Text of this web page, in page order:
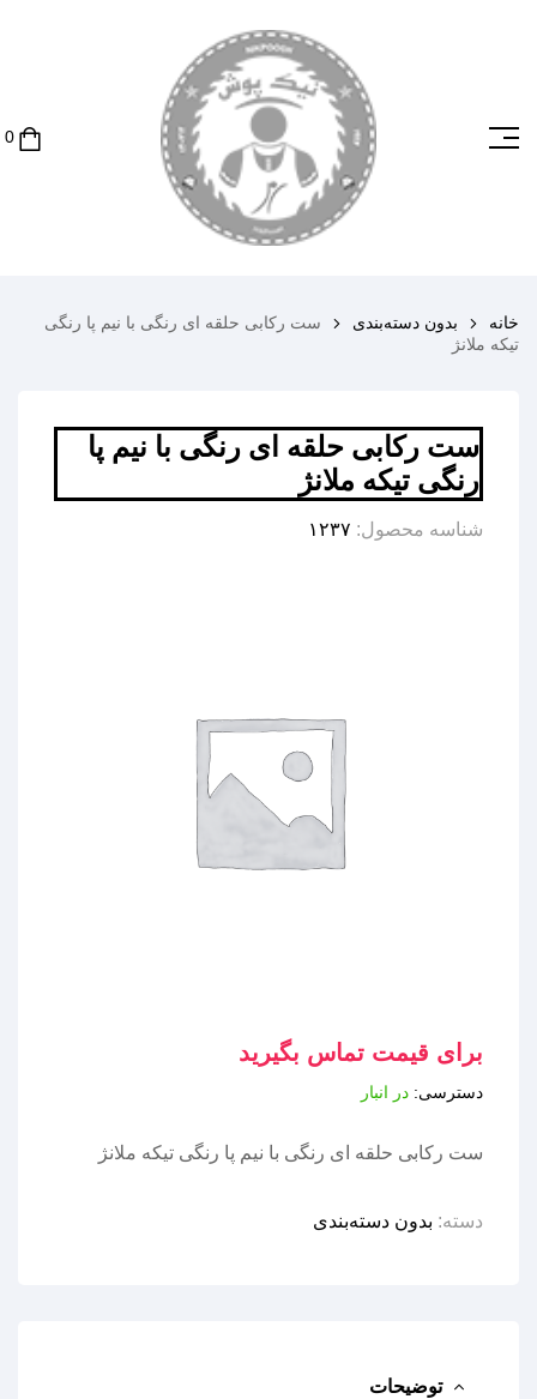
‏0
خانه بدون دسته‌بندی
ست رکابی حلقه ای رنگی با نیم پا رنگی
تیکه ملانژ
ست رکابی حلقه ای رنگی با نیم پا
رنگی تیکه ملانژ
شناسه محصول: ۱۲۳۷
برای قیمت تماس بگیرید
دسترسی: در انبار
ست رکابی حلقه ای رنگی با نیم پا رنگی تیکه ملانژ
دسته: بدون دسته‌بندی
توضیحات